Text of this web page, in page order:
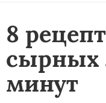
8
сырных
минут